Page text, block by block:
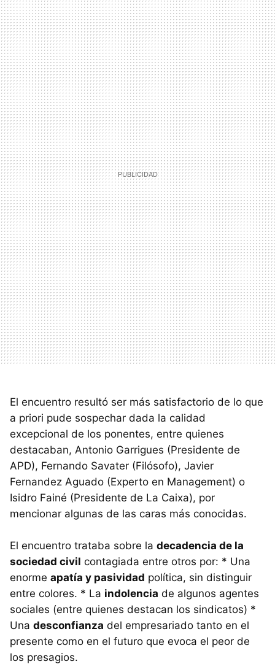
El encuentro resultó ser más satisfactorio de lo que
a priori pude sospechar dada la calidad
excepcional de los ponentes, entre quienes
destacaban, Antonio Garrigues (Presidente de
APD), Fernando Savater (Filósofo), Javier
Fernandez Aguado (Experto en Management) o
Isidro Fainé (Presidente de La Caixa), por
mencionar algunas de las caras más conocidas.
El encuentro trataba sobre la decadencia de la
sociedad civil contagiada entre otros por: * Una
enorme apatía y pasividad política, sin distinguir
entre colores. * La indolencia de algunos agentes
sociales (entre quienes destacan los sindicatos) *
Una desconfianza del empresariado tanto en el
presente como en el futuro que evoca el peor de
los presagios.